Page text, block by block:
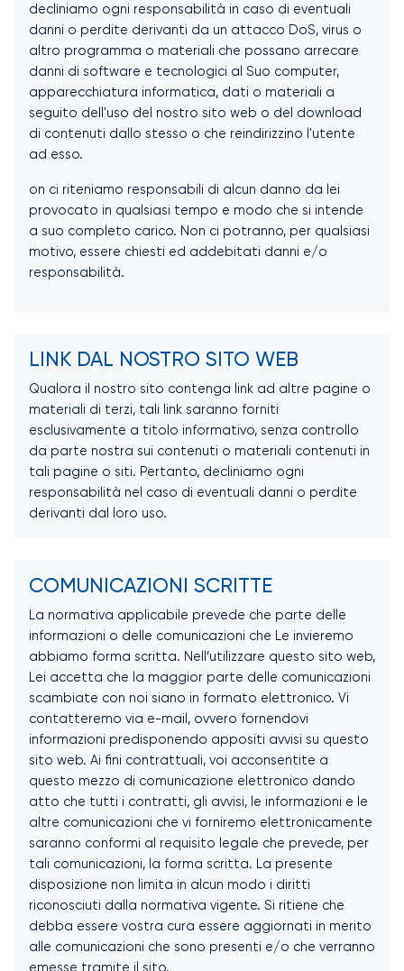
decliniamo ogni responsabilità in caso di eventuali
danni o perdite derivanti da un attacco DoS, virus o
altro programma o materiali che possano arrecare
danni di software e tecnologici al Suo computer,
apparecchiatura informatica, dati o materiali a
seguito dell'uso del nostro sito web o del download
di contenuti dallo stesso o che reindirizzino l'utente
ad esso.
on ci riteniamo responsabili di alcun danno da lei
provocato in qualsiasi tempo e modo che si intende
a suo completo carico. Non ci potranno, per qualsiasi
motivo, essere chiesti ed addebitati danni e/o
responsabilità.
LINK DAL NOSTRO SITO WEB
Qualora il nostro sito contenga link ad altre pagine o
materiali di terzi, tali link saranno forniti
esclusivamente a titolo informativo, senza controllo
da parte nostra sui contenuti o materiali contenuti in
tali pagine o siti. Pertanto, decliniamo ogni
responsabilità nel caso di eventuali danni o perdite
derivanti dal loro uso.
COMUNICAZIONI SCRITTE
La normativa applicabile prevede che parte delle
informazioni o delle comunicazioni che Le invieremo
abbiamo forma scritta. Nell’utilizzare questo sito web,
Lei accetta che la maggior parte delle comunicazioni
scambiate con noi siano in formato elettronico. Vi
contatteremo via e-mail, ovvero fornendovi
informazioni predisponendo appositi avvisi su questo
sito web. Ai fini contrattuali, voi acconsentite a
questo mezzo di comunicazione elettronico dando
atto che tutti i contratti, gli avvisi, le informazioni e le
altre comunicazioni che vi forniremo elettronicamente
saranno conformi al requisito legale che prevede, per
tali comunicazioni, la forma scritta. La presente
disposizione non limita in alcun modo i diritti
riconosciuti dalla normativa vigente. Si ritiene che
debba essere vostra cura essere aggiornati in merito
alle comunicazioni che sono presenti e/o che verranno
emesse tramite il sito.